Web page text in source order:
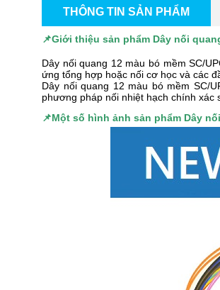
THÔNG TIN SẢN PHẨM
📌Giới thiệu sản phẩm Dây nối
Dây nối quang 12 màu bó mềm SC/
ứng tổng hợp hoặc nối cơ học và các
Dây nối quang 12 màu bó mềm SC/
phương pháp nối nhiệt hạch chính xác
📌Một số hình ảnh sản phẩm Dây